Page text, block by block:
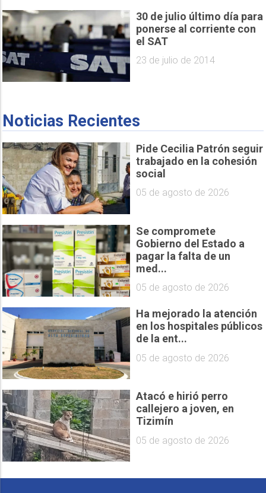
30 de julio último día para
ponerse al corriente con
el SAT
23 de julio de 2014
Noticias Recientes
Pide Cecilia Patrón seguir
trabajado en la cohesión
social
05 de agosto de 2026
Se compromete
Gobierno del Estado a
pagar la falta de un
med...
05 de agosto de 2026
Ha mejorado la atención
en los hospitales públicos
de la ent...
05 de agosto de 2026
Atacó e hirió perro
callejero a joven, en
Tizimín
05 de agosto de 2026